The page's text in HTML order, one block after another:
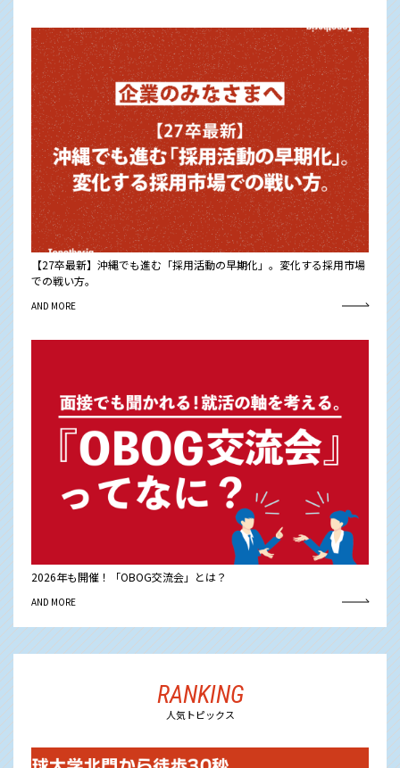
【27卒最新】沖縄でも進む「採用活動の早期化」。変化する採用市場
での戦い方。
AND MORE
2026年も開催！「OBOG交流会」とは？
AND MORE
RANKING
人気トピックス